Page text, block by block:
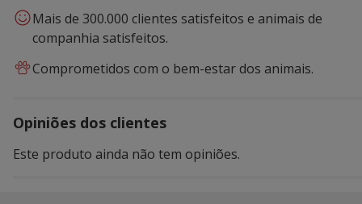
Mais de 300.000 clientes satisfeitos e animais de
companhia satisfeitos.
Comprometidos com o bem-estar dos animais.
Opiniões dos clientes
Este produto ainda não tem opiniões.